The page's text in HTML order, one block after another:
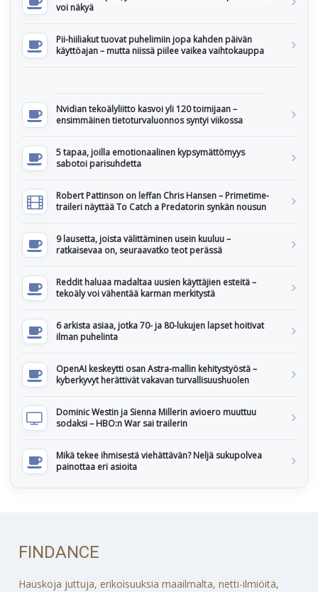
voi näkyä
Pii-hiiliakut tuovat puhelimiin jopa kahden päivän
käyttöajan – mutta niissä piilee vaikea vaihtokauppa
Nvidian tekoälyliitto kasvoi yli 120 toimijaan –
ensimmäinen tietoturvaluonnos syntyi viikossa
5 tapaa, joilla emotionaalinen kypsymättömyys
sabotoi parisuhdetta
Robert Pattinson on leffan Chris Hansen – Primetime-
traileri näyttää To Catch a Predatorin synkän nousun
9 lausetta, joista välittäminen usein kuuluu –
ratkaisevaa on, seuraavatko teot perässä
Reddit haluaa madaltaa uusien käyttäjien esteitä –
tekoäly voi vähentää karman merkitystä
6 arkista asiaa, jotka 70- ja 80-lukujen lapset hoitivat
ilman puhelinta
OpenAI keskeytti osan Astra-mallin kehitystyöstä –
kyberkyvyt herättivät vakavan turvallisuushuolen
Dominic Westin ja Sienna Millerin avioero muuttuu
sodaksi – HBO:n War sai trailerin
Mikä tekee ihmisestä viehättävän? Neljä sukupolvea
painottaa eri asioita
FINDANCE
Hauskoja juttuja, erikoisuuksia maailmalta, netti-ilmiöitä,